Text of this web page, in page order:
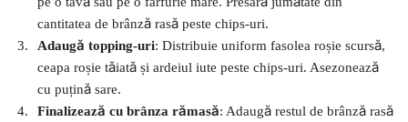
cantitatea de brânză rasă peste chips-uri.
Adaugă topping-uri: Distribuie uniform fasolea roșie scursă,
ceapa roșie tăiată și ardeiul iute peste chips-uri. Asezonează
cu puțină sare.
Finalizează cu brânza rămasă: Adaugă restul de brânză rasă